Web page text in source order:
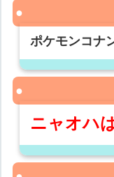
ポケモンコナ
ニャオハ